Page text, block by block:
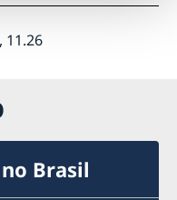
fotográfica no metrô
Ingmar Bergman
de Ingmar Bergman
11.26
Brasil